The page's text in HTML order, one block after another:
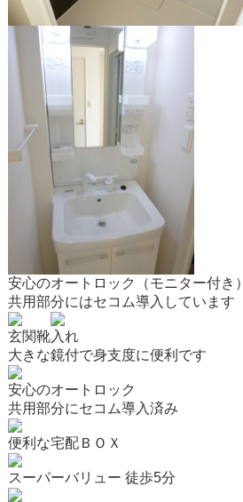
安心のオートロック（モニター付き）
共用部分にはセコム導入しています
玄関靴入れ
大きな鏡付で身支度に便利です
安心のオートロック
共用部分にセコム導入済み
便利な宅配ＢＯＸ
スーパーバリュー 徒歩5分